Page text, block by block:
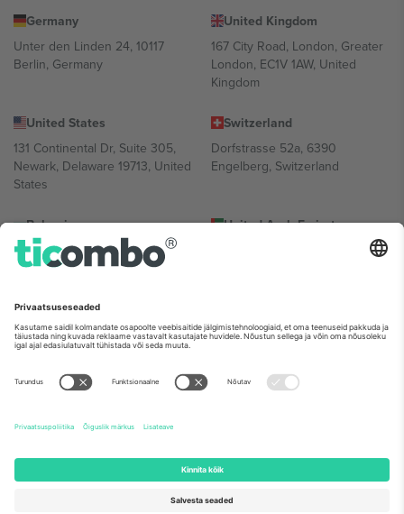
Germany
Unter den Linden 24, 10117
Berlin, Germany
United Kingdom
167 City Road, London, Greater
London, EC1V 1AW, United
Kingdom
United States
131 Continental Dr, Suite 305,
Newark, Delaware 19713, United
States
Switzerland
Dorfstrasse 52a, 6390
Engelberg, Switzerland
Bulgaria
Regus Sofia City West, bul
Totleben 53-55, 1606 Sofia,
United Arab Emirates
UAE Dubai Silicon Oasis, DDP
Mexico
Av Chapultepec 360, Roma
Norte, Cuauhtémoc, 06700
Ciudad de México, CDMX,
sündmusest ja/või domeenist. Detailide jaoks vaata konkreetse
sündmuse lehte, impressumit ja tingimusi.,
2026 Ticombo. Kõik õigused kaitstud.